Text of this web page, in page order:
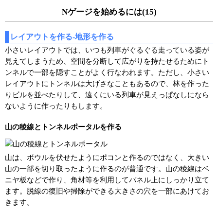
Nゲージを始めるには(15)
レイアウトを作る-地形を作る
小さいレイアウトでは、いつも列車がぐるぐる走っている姿が
見えてしまうため、空間を分断して広がりを持たせるためにト
ンネルで一部を隠すことがよく行なわれます。ただし、小さい
レイアウトにトンネルは大げさなこともあるので、林を作った
りビルを並べたりして、遠くにいる列車が見えっぱなしになら
ないように作ったりもします。
山の稜線とトンネルポータルを作る
山は、ボウルを伏せたようにポコンと作るのではなく、大きい
山の一部を切り取ったように作るのが普通です。山の稜線はベ
ニヤ板などで作り、角材等を利用してパネル上にしっかり立て
ます。脱線の復旧や掃除ができる大きさの穴を一部にあけてお
きます。